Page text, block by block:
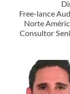
Free-lance
Norte
Consultor